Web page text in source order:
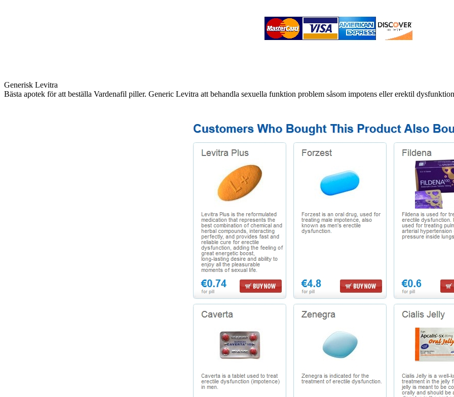
Generisk Levitra
Bästa apotek för att beställa Vardenafil piller. Generic Levitra att behandla sexuella funktion problem såsom impotens eller erektil